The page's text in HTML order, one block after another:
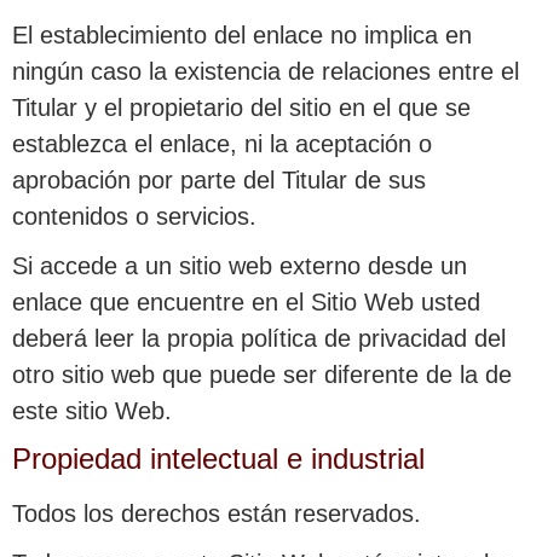
El establecimiento del enlace no implica en
ningún caso la existencia de relaciones entre el
Titular y el propietario del sitio en el que se
establezca el enlace, ni la aceptación o
aprobación por parte del Titular de sus
contenidos o servicios.
Si accede a un sitio web externo desde un
enlace que encuentre en el Sitio Web usted
deberá leer la propia política de privacidad del
otro sitio web que puede ser diferente de la de
este sitio Web.
Propiedad intelectual e industrial
Todos los derechos están reservados.